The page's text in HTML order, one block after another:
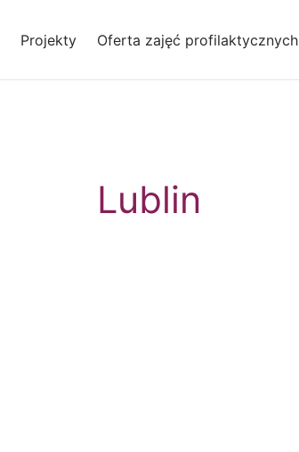
Projekty Oferta zajęć profilaktycznych
Lublin